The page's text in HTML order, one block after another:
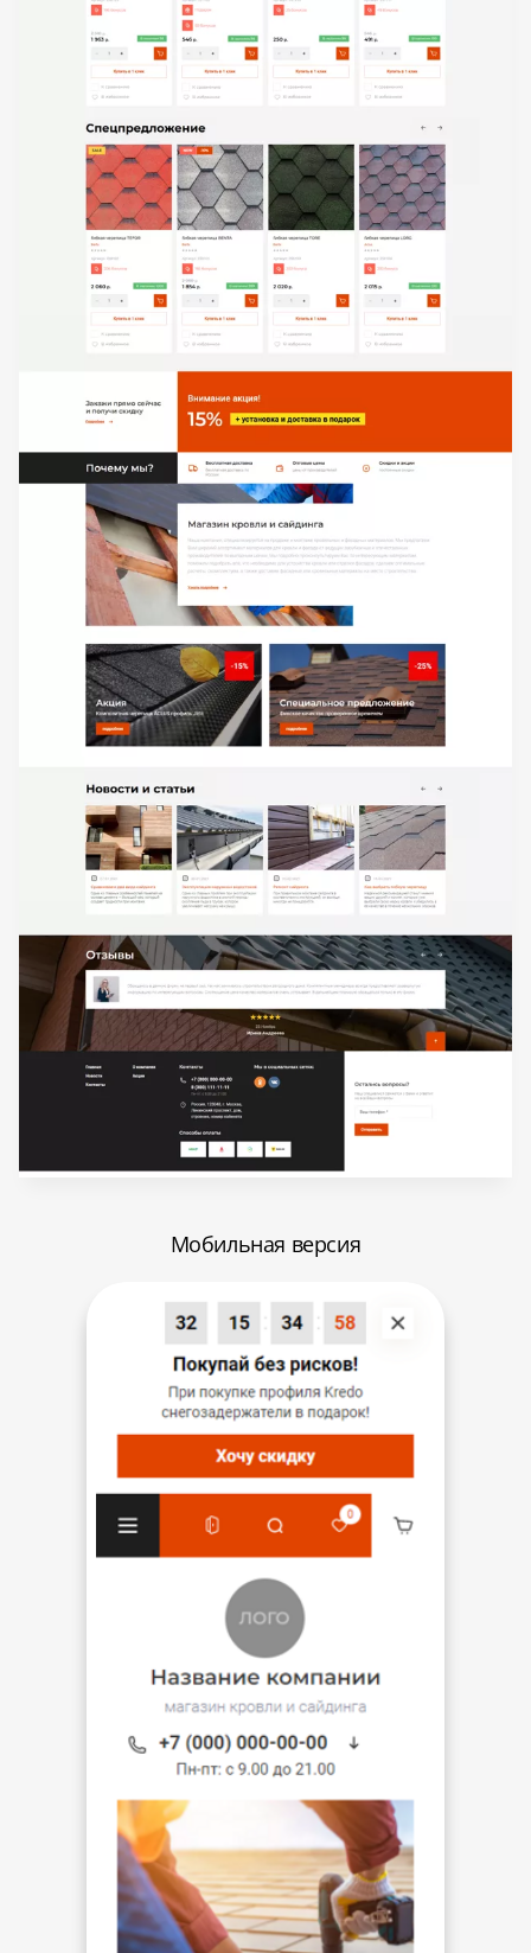
Мобильная версия